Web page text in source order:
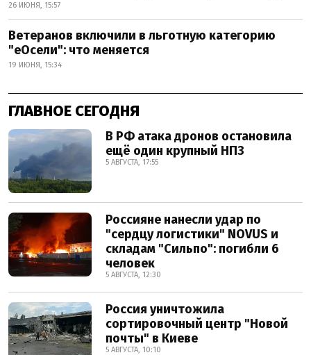
26 ИЮНЯ, 15:57
Ветеранов включили в льготную категорию
"еОсели": что меняется
19 ИЮНЯ, 15:34
ГЛАВНОЕ СЕГОДНЯ
В РФ атака дронов остановила
ещё один крупный НПЗ
5 АВГУСТА, 17:55
Россияне нанесли удар по
"сердцу логистики" NOVUS и
складам "Сильпо": погибли 6
человек
5 АВГУСТА, 12:30
Россия уничтожила
сортировочный центр "Новой
почты" в Киеве
5 АВГУСТА, 10:10